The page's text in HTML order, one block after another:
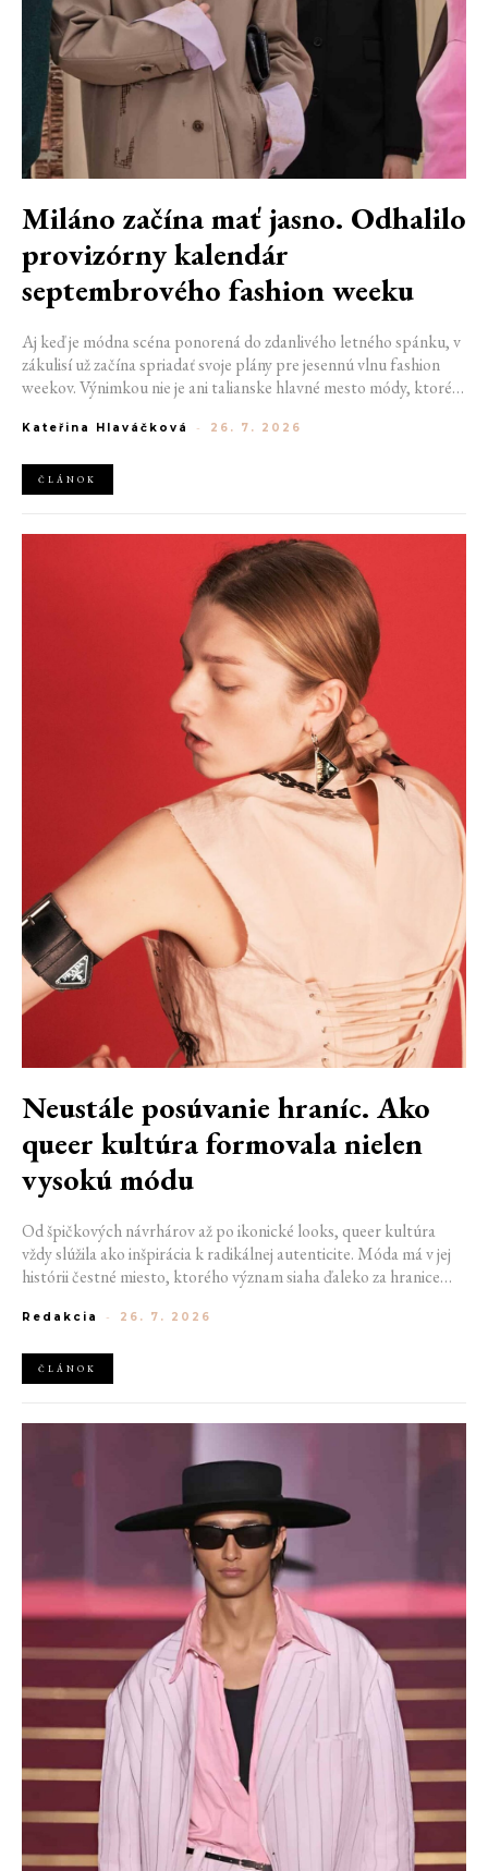
Miláno začína mať jasno. Odhalilo
provizórny kalendár
septembrového fashion weeku
Aj keď je módna scéna ponorená do zdanlivého letného spánku, v
zákulisí už začína spriadať svoje plány pre jesennú vlnu fashion
weekov. Výnimkou nie je ani talianske hlavné mesto módy, ktoré
od 22. do 28. septembra privíta tradičné mená, pozornosť však
značky Moschino.
Kateřina Hlaváčková - 26. 7. 2026
ČLÁNOK
Neustále posúvanie hraníc. Ako
queer kultúra formovala nielen
vysokú módu
Od špičkových návrhárov až po ikonické looks, queer kultúra
vždy slúžila ako inšpirácia k radikálnej autenticite. Móda má v jej
histórii čestné miesto, ktorého význam siaha ďaleko za hranice
postihom a nebezpečenstvu, fungovalo práve oblečenie ako tichý
jeden druhého a vďaka veľkolepej ballroom scéne mali aj ľudia na
okraji spoločnosti priestor zažiariť na mólach. Ako sa queer
Redakcia - 26. 7. 2026
ČLÁNOK